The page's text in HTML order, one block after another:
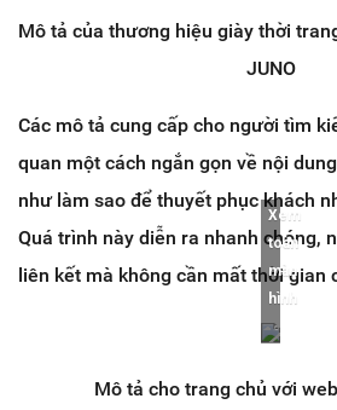
Mô tả của thương hiệu giày thời
JUNO
Các mô tả cung cấp cho người tìm
quan một cách ngắn gọn về nội
như làm sao để thuyết phục khách
Quá trình này diễn ra nhanh chóng,
liên kết mà không cần mất thời gian
Xem
toàn
màn
hình
Mô tả cho trang chủ với